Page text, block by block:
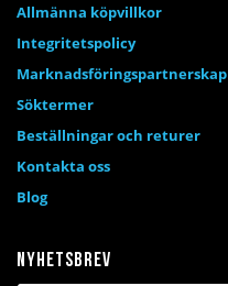
Nyhetsbrev
Allmänna köpvillkor
Integritetspolicy
Marknadsföringspartnerskap
Söktermer
Beställningar och returer
Kontakta oss
Blog